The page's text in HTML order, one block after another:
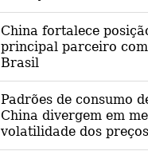
China fortalece
principal parceiro
Brasil
Padrões de consumo
China divergem em
volatilidade dos preços